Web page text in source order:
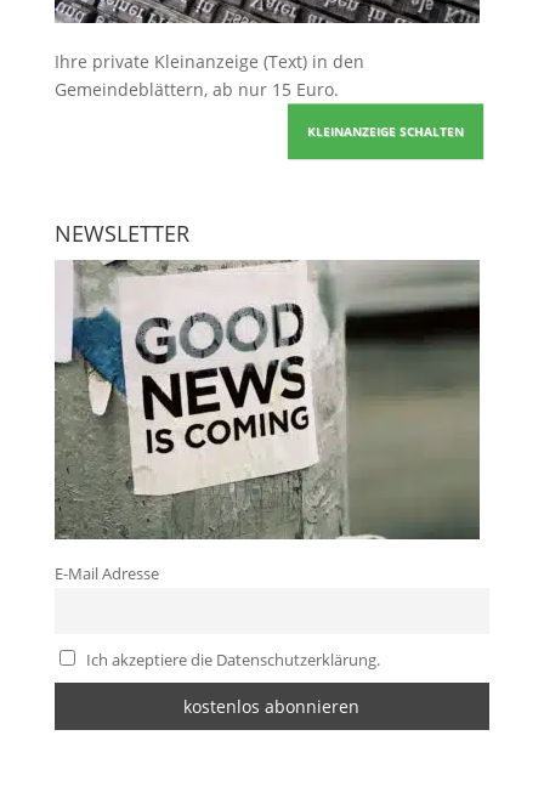
Ihre private Kleinanzeige (Text) in den
Gemeindeblättern, ab nur 15 Euro.
KLEINANZEIGE SCHALTEN
NEWSLETTER
E-Mail Adresse
Ich akzeptiere die Datenschutzerklärung.